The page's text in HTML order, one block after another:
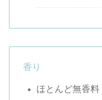
香り
ほとんど無香料